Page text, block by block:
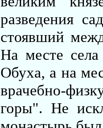
разведения
стоявший
На месте
Обуха, а на
врачебно-
горы". Не